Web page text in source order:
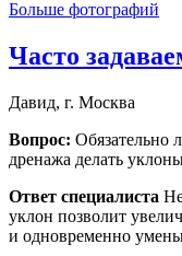
Больше фотографий
Часто
Давид, г. Москва
Вопрос: Обязательно
дренажа делать
Ответ специалиста
уклон позволит
и одновременно